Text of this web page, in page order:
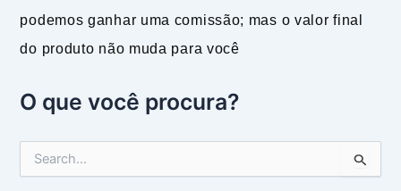
podemos ganhar uma comissão; mas o valor final
do produto não muda para você
O que você procura?
e